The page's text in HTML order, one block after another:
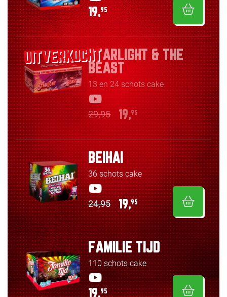
19,95
STARLIGHT & THE
BEAST
13 en 24 schots cake
29,95 19,95
BEIHAI
36 schots cake
24,95 19,95
FAMILIE TIJD
110 schots cake
19,95